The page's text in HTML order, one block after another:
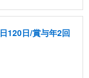
120日/賞与年2回